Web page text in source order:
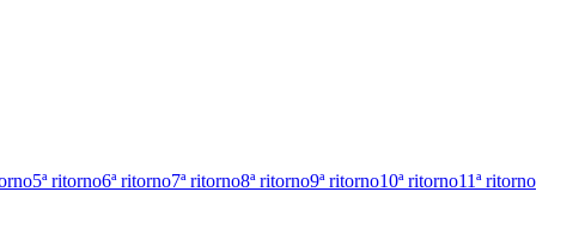
5ª ritorno6ª ritorno7ª ritorno8ª ritorno9ª ritorno10ª ritorno11ª ritorno